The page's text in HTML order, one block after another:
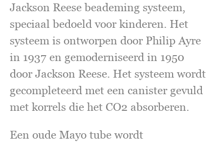
Jackson Reese beademing systeem,
speciaal bedoeld voor kinderen. Het
systeem is ontworpen door Philip Ayre
in 1937 en gemoderniseerd in 1950
door Jackson Reese. Het systeem wordt
gecompleteerd met een canister gevuld
met korrels die het CO2 absorberen.
Een oude Mayo tube wordt